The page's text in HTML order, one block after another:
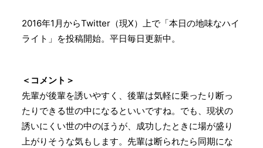
2016年1月からTwitter（現X）上で「本日の地味なハイ
ライト」を投稿開始。平日毎日更新中。
＜コメント＞
先輩が後輩を誘いやすく、後輩は気軽に乗ったり断っ
たりできる世の中になるといいですね。でも、現状の
誘いにくい世の中のほうが、成功したときに場が盛り
上がりそうな気もします。先輩は断られたら同期にな